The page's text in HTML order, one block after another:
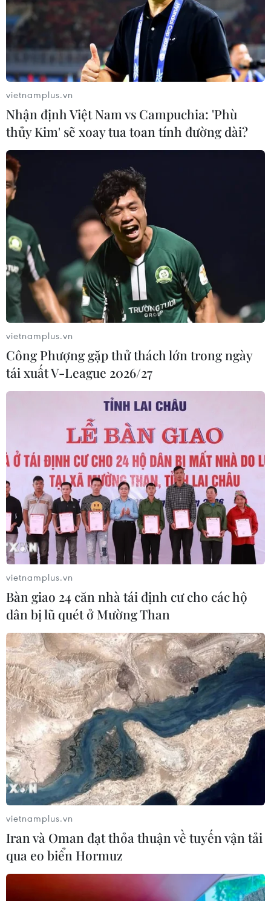
vietnamplus.vn
Nhận định Việt Nam vs Campuchia: 'Phù
thủy Kim' sẽ xoay tua toan tính đường dài?
vietnamplus.vn
Công Phượng gặp thử thách lớn trong ngày
tái xuất V-League 2026/27
vietnamplus.vn
Bàn giao 24 căn nhà tái định cư cho các hộ
dân bị lũ quét ở Mường Than
vietnamplus.vn
Iran và Oman đạt thỏa thuận về tuyến vận tải
qua eo biển Hormuz